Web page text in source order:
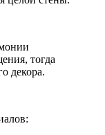
тогда
декора.